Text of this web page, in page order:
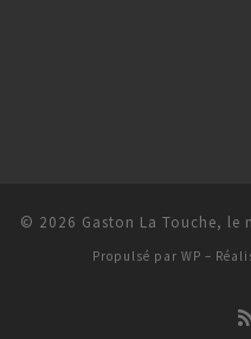
© 2026 Gaston La Touche, le
Propulsé par WP –